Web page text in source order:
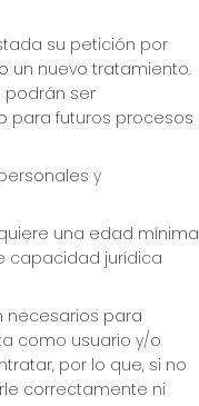
su petición por
un nuevo tratamiento.
podrán ser
para futuros procesos
y
una edad mínima
capacidad jurídica
necesarios para
como usuario y/o
por lo que, si no
correctamente ni